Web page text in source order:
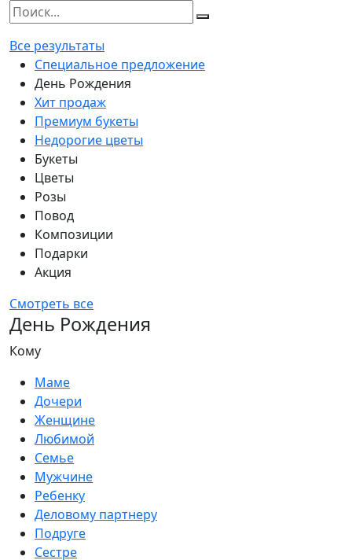
Все результаты
Специальное предложение
День Рождения
Хит продаж
Премиум букеты
Недорогие цветы
Букеты
Цветы
Розы
Повод
Композиции
Подарки
Акция
Смотреть все
День Рождения
Кому
Маме
Дочери
Женщине
Любимой
Семье
Мужчине
Ребенку
Деловому партнеру
Подруге
Сестре